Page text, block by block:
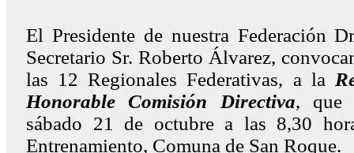
El Presidente de nuestra Federación
Secretario Sr. Roberto Álvarez,
las 12 Regionales Federativas, a la
Honorable Comisión Directiva, que
sábado 21 de octubre a las 8,30
Entrenamiento, Comuna de San Roque.